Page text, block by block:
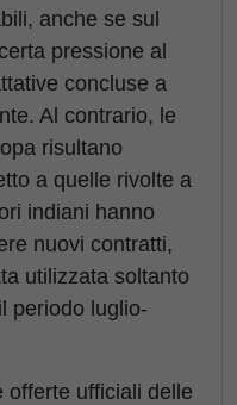
anche se sul
pressione al
concluse a
Al contrario, le
risultano
a quelle rivolte a
indiani hanno
nuovi contratti,
utilizzata soltanto
periodo luglio-
offerte ufficiali delle